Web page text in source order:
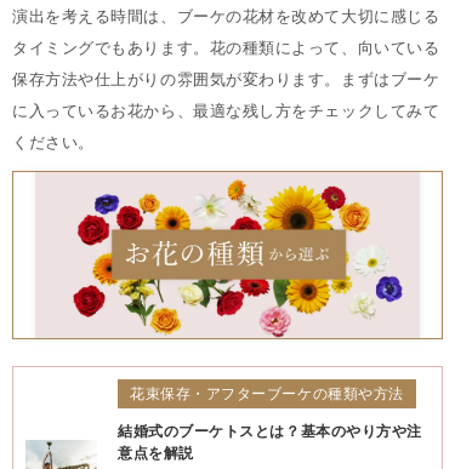
演出を考える時間は、ブーケの花材を改めて大切に感じる
タイミングでもあります。花の種類によって、向いている
保存方法や仕上がりの雰囲気が変わります。まずはブーケ
に入っているお花から、最適な残し方をチェックしてみて
ください。
花束保存・アフターブーケの種類や方法
結婚式のブーケトスとは？基本のやり方や注
意点を解説